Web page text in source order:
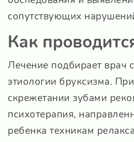
сопутствующих
Как
Лечение подбирает врач
этиологии бруксизма.
скрежетании зубами
психотерапия,
ребенка техникам